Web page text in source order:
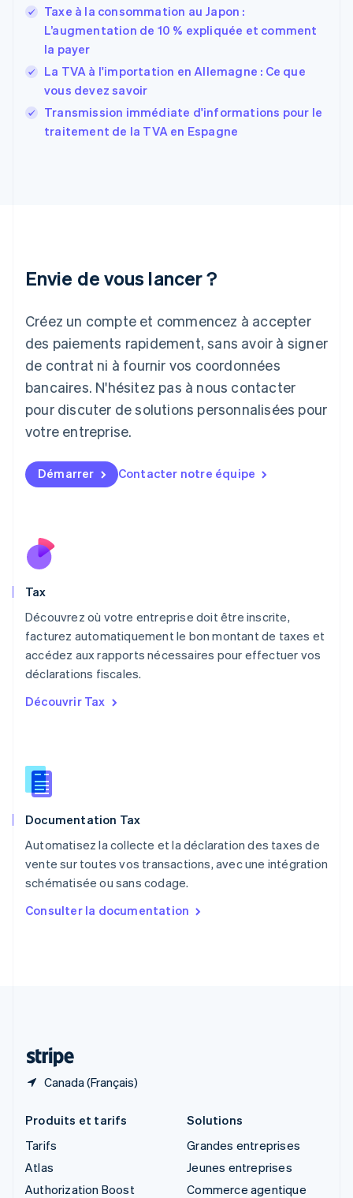
Taxe à la consommation au Japon :
L’augmentation de 10 % expliquée et comment
la payer
La TVA à l'importation en Allemagne : Ce que
vous devez savoir
Transmission immédiate d'informations pour le
traitement de la TVA en Espagne
Envie de vous lancer ?
Créez un compte et commencez à accepter
des paiements rapidement, sans avoir à signer
de contrat ni à fournir vos coordonnées
bancaires. N'hésitez pas à nous contacter
pour discuter de solutions personnalisées pour
votre entreprise.
Démarrer Contacter notre équipe
Tax
Découvrez où votre entreprise doit être inscrite,
facturez automatiquement le bon montant de taxes et
accédez aux rapports nécessaires pour effectuer vos
déclarations fiscales.
Découvrir Tax
Documentation Tax
Automatisez la collecte et la déclaration des taxes de
vente sur toutes vos transactions, avec une intégration
schématisée ou sans codage.
Consulter la documentation
Canada (Français)
Estonie
États-Unis
EnglishEspañol
Finlande
EnglishSvenska
FrançaisEnglish
Gibraltar
English
Italie
Japon
日本語
Lettonie
English
Liechtenstein
DeutschEnglish
English
FrançaisDeutschEnglish
Malaisie
Mexique
Español
Nouvelle-Zélande
Pays-Bas
NederlandsEnglish
Pologne
Portugal
République tchèque
English
English
Royaume-Uni
Singapour
English简体中文
English
Produits et tarifs
Tarifs
Atlas
Authorization Boost
Solutions
Grandes entreprises
Jeunes entreprises
Commerce agentique